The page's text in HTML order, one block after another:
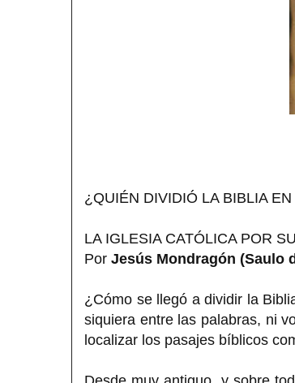
¿QUIÉN DIVIDIÓ LA BIBLIA
LA IGLESIA CATÓLICA POR
Por Jesús Mondragón (Saulo
¿Cómo se llegó a dividir la
siquiera entre las palabras, ni
localizar los pasajes bíblicos